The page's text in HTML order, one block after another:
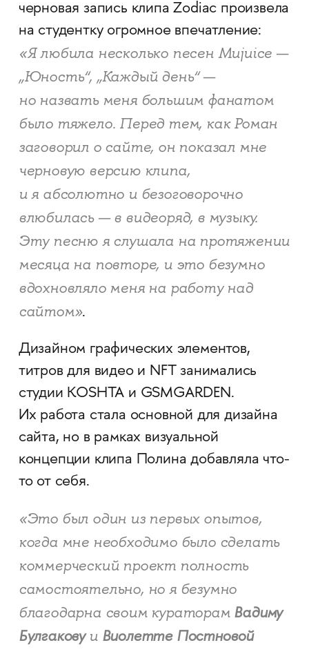
черновая запись клипа Zodiac произвела
на студентку огромное впечатление:
«Я любила несколько песен Mujuice —
„Юность“, „Каждый день“ —
но назвать меня большим фанатом
было тяжело. Перед тем, как Роман
заговорил о сайте, он показал мне
черновую версию клипа,
и я абсолютно и безоговорочно
влюбилась — в видеоряд, в музыку.
Эту песню я слушала на протяжении
месяца на повторе, и это безумно
вдохновляло меня на работу над
сайтом».
Дизайном графических элементов,
титров для видео и NFT занимались
студии KOSHTA и GSMGARDEN.
Их работа стала основной для дизайна
сайта, но в рамках визуальной
концепции клипа Полина добавляла что-
то от себя.
«Это был один из первых опытов,
когда мне необходимо было сделать
коммерческий проект полность
самостоятельно, но я безумно
благодарна своим кураторам Вадиму
Булгаковуи Виолетте Постновой